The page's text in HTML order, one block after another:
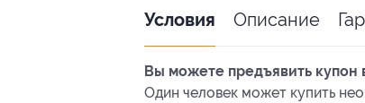
Условия Описание
Вы можете предъявить купон
Один человек может купить